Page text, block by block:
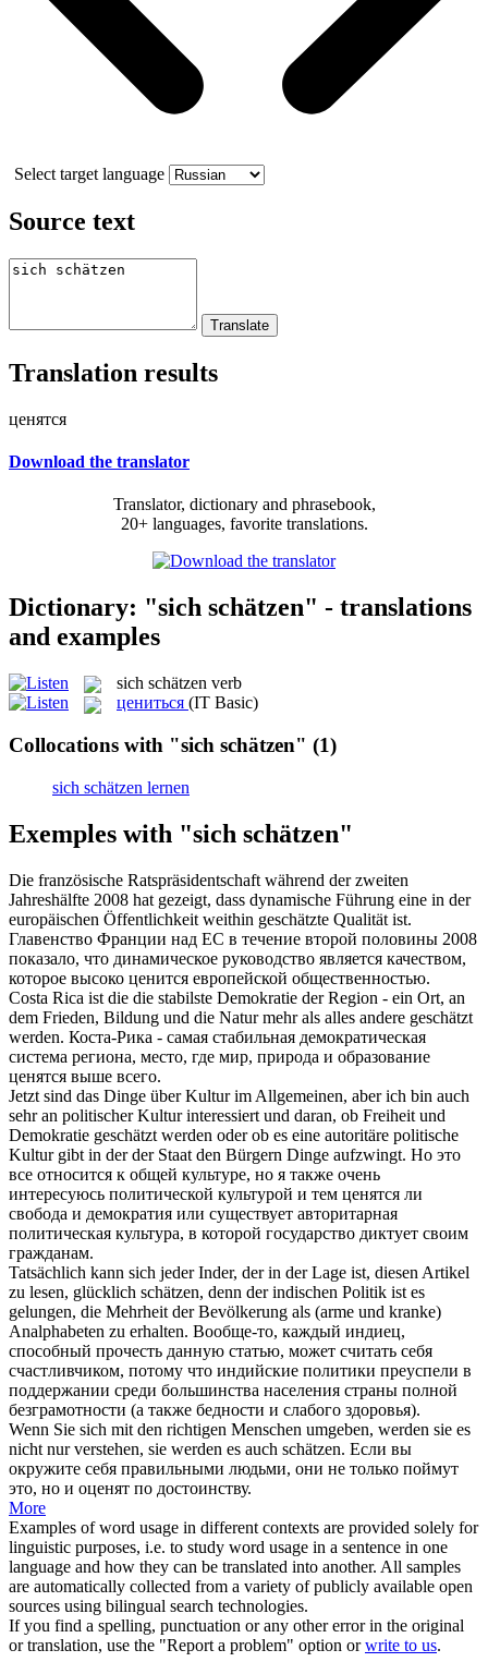
Select target language
Source text
Translation results
ценятся
Download the translator
Translator, dictionary and phrasebook,
20+ languages, favorite translations.
Dictionary: "sich schätzen" - translations
and examples
sich schätzen verb
цениться (IT Basic)
Collocations with "sich schätzen" (1)
sich schätzen lernen
Exemples with "sich schätzen"
Die französische Ratspräsidentschaft während der zweiten
Jahreshälfte 2008 hat gezeigt, dass dynamische Führung eine in der
europäischen Öffentlichkeit weithin geschätzte Qualität ist.
Главенство Франции над ЕС в течение второй половины 2008
показало, что динамическое руководство является качеством,
которое высоко ценится европейской общественностью.
Costa Rica ist die die stabilste Demokratie der Region - ein Ort, an
dem Frieden, Bildung und die Natur mehr als alles andere geschätzt
werden. Коста-Рика - самая стабильная демократическая
система региона, место, где мир, природа и образование
ценятся выше всего.
Jetzt sind das Dinge über Kultur im Allgemeinen, aber ich bin auch
sehr an politischer Kultur interessiert und daran, ob Freiheit und
Demokratie geschätzt werden oder ob es eine autoritäre politische
Kultur gibt in der der Staat den Bürgern Dinge aufzwingt. Но это
все относится к общей культуре, но я также очень
интересуюсь политической культурой и тем ценятся ли
свобода и демократия или существует авторитарная
политическая культура, в которой государство диктует своим
гражданам.
Tatsächlich kann sich jeder Inder, der in der Lage ist, diesen Artikel
zu lesen, glücklich schätzen, denn der indischen Politik ist es
gelungen, die Mehrheit der Bevölkerung als (arme und kranke)
Analphabeten zu erhalten. Вообще-то, каждый индиец,
способный прочесть данную статью, может считать себя
счастливчиком, потому что индийские политики преуспели в
поддержании среди большинства населения страны полной
безграмотности (а также бедности и слабого здоровья).
Wenn Sie sich mit den richtigen Menschen umgeben, werden sie es
nicht nur verstehen, sie werden es auch schätzen. Если вы
окружите себя правильными людьми, они не только поймут
это, но и оценят по достоинству.
More
Examples of word usage in different contexts are provided solely for
linguistic purposes, i.e. to study word usage in a sentence in one
language and how they can be translated into another. All samples
are automatically collected from a variety of publicly available open
sources using bilingual search technologies.
If you find a spelling, punctuation or any other error in the original
or translation, use the "Report a problem" option orwrite to us.